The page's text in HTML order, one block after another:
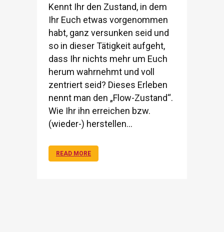
Kennt Ihr den Zustand, in dem
Ihr Euch etwas vorgenommen
habt, ganz versunken seid und
so in dieser Tätigkeit aufgeht,
dass Ihr nichts mehr um Euch
herum wahrnehmt und voll
zentriert seid? Dieses Erleben
nennt man den „Flow-Zustand“.
Wie Ihr ihn erreichen bzw.
(wieder-) herstellen...
READ MORE